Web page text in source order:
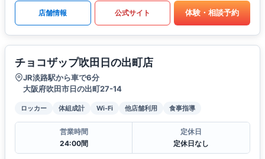
店舗情報 公式サイト 体験・相談予約
チョコザップ吹田日の出町店
JR淡路駅から車で6分
大阪府吹田市日の出町27-14
ロッカー 体組成計 Wi-Fi 他店舗利用 食事指導
営業時間
24:00間
定休日
定休日なし